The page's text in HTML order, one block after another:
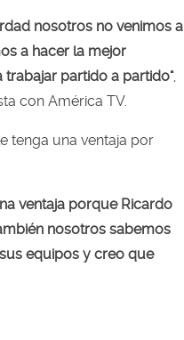
nosotros no venimos a
a hacer la mejor
trabajar partido a partido",
con América TV.
tenga una ventaja por
ventaja porque Ricardo
nosotros sabemos
equipos y creo que